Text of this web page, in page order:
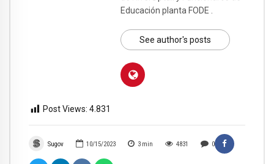
Sugov 10/15/2023 3 min 4831 0
Educación planta FODE .
See author's posts
Post Views: 4.831